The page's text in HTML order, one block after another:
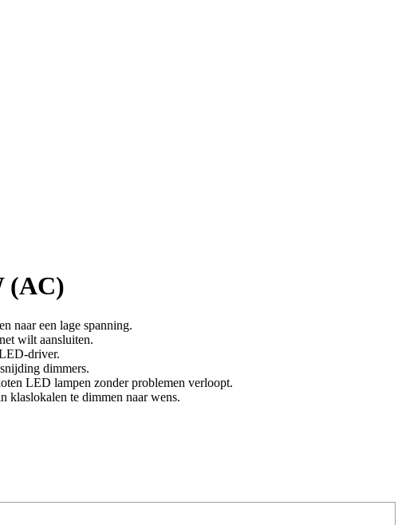
(AC)
naar een lage spanning.
wilt aansluiten.
driver.
dimmers.
LED lampen zonder problemen verloopt.
klaslokalen te dimmen naar wens.